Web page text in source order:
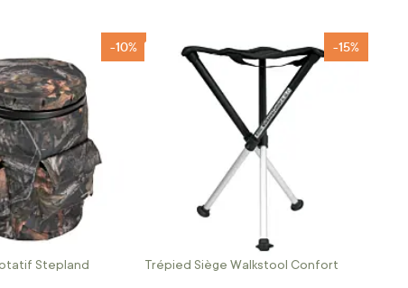
Stepland
-10%
Trépied Siège Walkstool Confort
-15%